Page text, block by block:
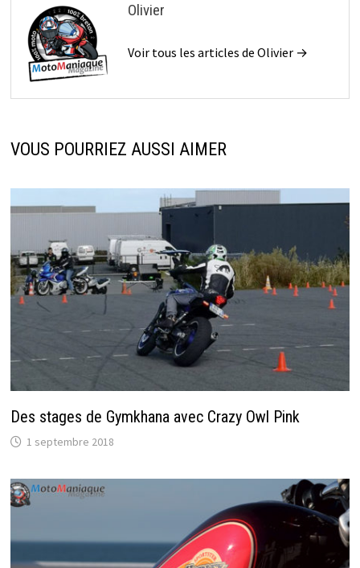
Olivier
Voir tous les articles de Olivier →
VOUS POURRIEZ AUSSI AIMER
Des stages de Gymkhana avec Crazy Owl Pink
1 septembre 2018